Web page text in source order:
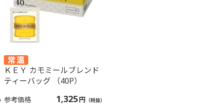
ＫＥＹ カモミールブレンド
ティーバッグ （40P）
参考価格 1,325円 （税抜）